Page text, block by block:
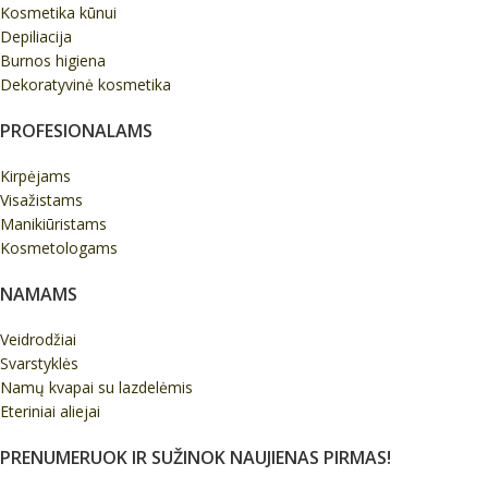
Kosmetika kūnui
Depiliacija
Burnos higiena
Dekoratyvinė kosmetika
PROFESIONALAMS
Kirpėjams
Visažistams
Manikiūristams
Kosmetologams
NAMAMS
Veidrodžiai
Svarstyklės
Namų kvapai su lazdelėmis
Eteriniai aliejai
PRENUMERUOK IR SUŽINOK NAUJIENAS PIRMAS!